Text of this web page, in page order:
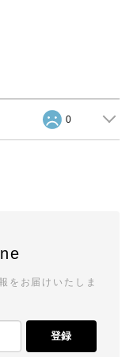
0
をお届けいたしま
登録